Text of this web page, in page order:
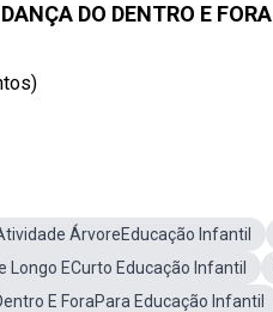
DANÇA DO DENTRO E FORA
ÁrvoreEducação Infantil
Longo ECurto Educação Infantil
E ForaPara Educação Infantil